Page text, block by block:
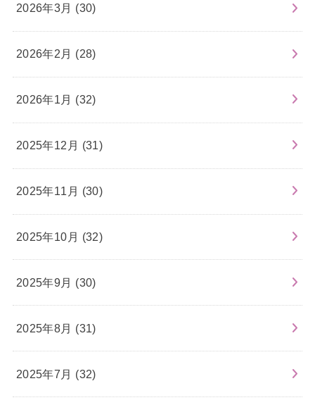
2026年3月 (30)
2026年2月 (28)
2026年1月 (32)
2025年12月 (31)
2025年11月 (30)
2025年10月 (32)
2025年9月 (30)
2025年8月 (31)
2025年7月 (32)